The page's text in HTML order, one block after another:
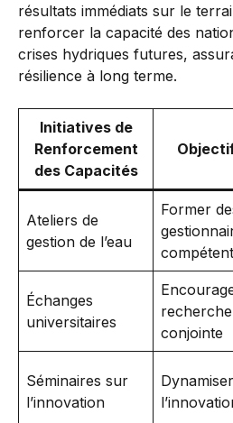
résultats immédiats sur le
renforcer la capacité des
crises hydriques futures,
résilience à long terme.
Initiatives de
Renforcement
des Capacités
Ateliers de
gestion de l’eau
Former
Échanges
universitaires
recherche
conjointe
Séminaires sur
l’innovation
Dynamiser